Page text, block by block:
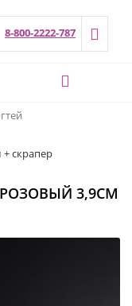
8-800-2222-787
скрапер
3,9СМ